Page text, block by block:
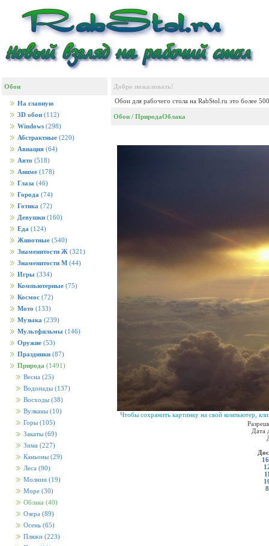
Обои
На главную
3D обои (112)
Windows (298)
Абстрактные (220)
Авиация (64)
Авто (518)
Аниме (178)
Глаза (46)
Города (74)
Готика (72)
Девушки (160)
Еда (124)
Животные (540)
Знаменитости Ж (321)
Знаменитости М (44)
Игры (334)
Компьютерные (75)
Космос (72)
Мото (133)
Музыка (239)
Мультфильмы (146)
Оружие (53)
Праздники (87)
Природа (1491)
Весна (25)
Водопады (137)
Восходы (38)
Вулканы (10)
Горы (105)
Закаты (69)
Зима (227)
Каньоны (29)
Леса (90)
Молнии (19)
Море (30)
Облака (40)
Озера (89)
Осень (65)
Пляжи (223)
Добро пожаловать!
Обои для рабочего стола на RabStol.ru это более
Обои / ПриродаОблака
Чтобы сохранить картинку на свой компьютер,
Дата